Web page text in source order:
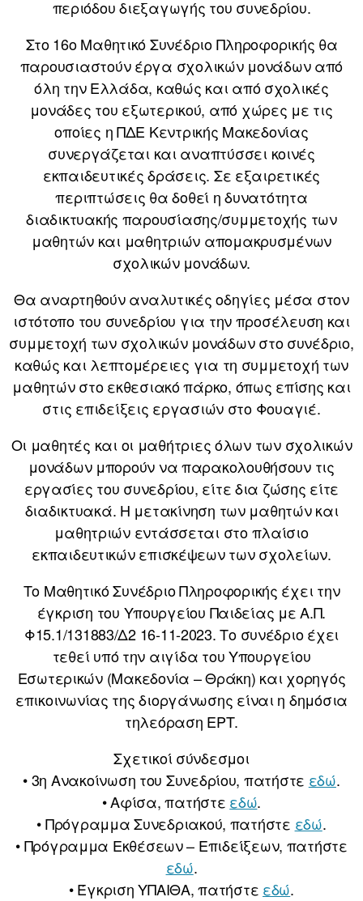
περιόδου διεξαγωγής του συνεδρίου.
Στο 16ο Μαθητικό Συνέδριο Πληροφορικής θα
παρουσιαστούν έργα σχολικών μονάδων από
όλη την Ελλάδα, καθώς και από σχολικές
μονάδες του εξωτερικού, από χώρες με τις
οποίες η ΠΔΕ Κεντρικής Μακεδονίας
συνεργάζεται και αναπτύσσει κοινές
εκπαιδευτικές δράσεις. Σε εξαιρετικές
περιπτώσεις θα δοθεί η δυνατότητα
διαδικτυακής παρουσίασης/συμμετοχής των
μαθητών και μαθητριών απομακρυσμένων
σχολικών μονάδων.
Θα αναρτηθούν αναλυτικές οδηγίες μέσα στον
ιστότοπο του συνεδρίου για την προσέλευση και
συμμετοχή των σχολικών μονάδων στο συνέδριο,
καθώς και λεπτομέρειες για τη συμμετοχή των
μαθητών στο εκθεσιακό πάρκο, όπως επίσης και
στις επιδείξεις εργασιών στο Φουαγιέ.
Οι μαθητές και οι μαθήτριες όλων των σχολικών
μονάδων μπορούν να παρακολουθήσουν τις
εργασίες του συνεδρίου, είτε δια ζώσης είτε
διαδικτυακά. Η μετακίνηση των μαθητών και
μαθητριών εντάσσεται στο πλαίσιο
εκπαιδευτικών επισκέψεων των σχολείων.
Το Μαθητικό Συνέδριο Πληροφορικής έχει την
έγκριση του Υπουργείου Παιδείας με Α.Π.
Φ15.1/131883/Δ2 16-11-2023. Το συνέδριο έχει
τεθεί υπό την αιγίδα του Υπουργείου
Εσωτερικών (Μακεδονία – Θράκη) και χορηγός
επικοινωνίας της διοργάνωσης είναι η δημόσια
τηλεόραση ΕΡΤ.
Σχετικοί σύνδεσμοι
• 3η Ανακοίνωση του Συνεδρίου, πατήστε εδώ.
• Αφίσα, πατήστε εδώ.
• Πρόγραμμα Συνεδριακού, πατήστε εδώ.
• Πρόγραμμα Εκθέσεων – Επιδείξεων, πατήστε
εδώ.
• Έγκριση ΥΠΑΙΘΑ, πατήστε εδώ.